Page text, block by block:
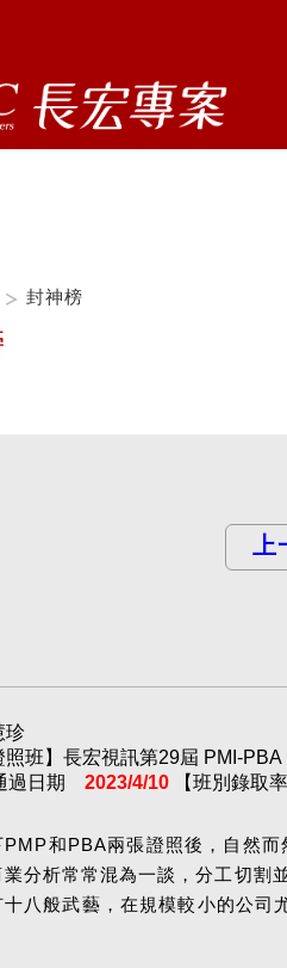
封神榜
上
長宏視訊第29屆 PMI-PBA
過日期 2023/4/10 【班別錄取
和PBA兩張證照後，自然
分析常常混為一談，分工切割
八般武藝，在規模較小的公司